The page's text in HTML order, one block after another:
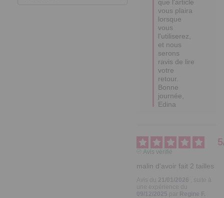
que l'article
vous plaira
lorsque
vous
l'utiliserez,
et nous
serons
ravis de lire
votre
retour.
Bonne
journée,
Edina
5
Avis vérifié
malin d'avoir fait 2 tailles
21/01/2026
une expérience du
09/12/2025
par Regine F.